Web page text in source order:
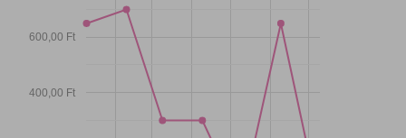
400,00 Ft
600,00 Ft